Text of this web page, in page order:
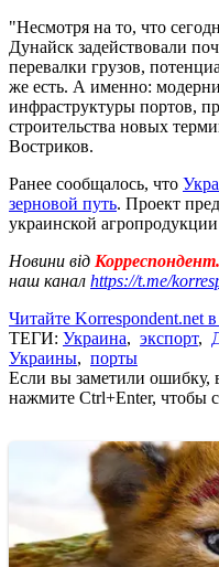
"Несмотря на то, что
Дунайск задействовали
перевалки грузов,
же есть. А именно:
инфраструктуры портов,
строительства новых
Востриков.
Ранее сообщалось, что
зерновой путь. Проект
украинской
Новини від
наш канал https://t.me/
Читайте Korrespondent.net
ТЕГИ: Украина, экспорт,
Украины, порты
Если вы заметили ошибку,
нажмите Ctrl+Enter, чтобы